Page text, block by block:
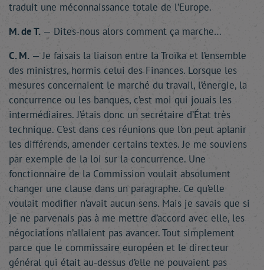
traduit une méconnaissance totale de l’Europe.
M. de T. — Dites-nous alors comment ça marche…
C. M. — Je faisais la liaison entre la Troïka et l’ensemble
des ministres, hormis celui des Finances. Lorsque les
mesures concernaient le marché du travail, l’énergie, la
concurrence ou les banques, c’est moi qui jouais les
intermédiaires. J’étais donc un secrétaire d’État très
technique. C’est dans ces réunions que l’on peut aplanir
les différends, amender certains textes. Je me souviens
par exemple de la loi sur la concurrence. Une
fonctionnaire de la Commission voulait absolument
changer une clause dans un paragraphe. Ce qu’elle
voulait modifier n’avait aucun sens. Mais je savais que si
je ne parvenais pas à me mettre d’accord avec elle, les
négociations n’allaient pas avancer. Tout simplement
parce que le commissaire européen et le directeur
général qui était au-dessus d’elle ne pouvaient pas